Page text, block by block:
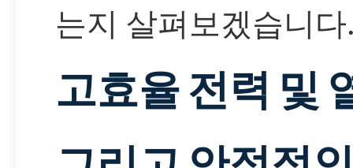
는지 살펴보겠습니
고효율 전력 및